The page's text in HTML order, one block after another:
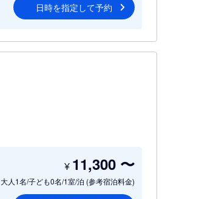
日時を指定して予約
大人1名/子ども0名/1室/泊 (参考宿泊料金)
¥ 11,300 〜